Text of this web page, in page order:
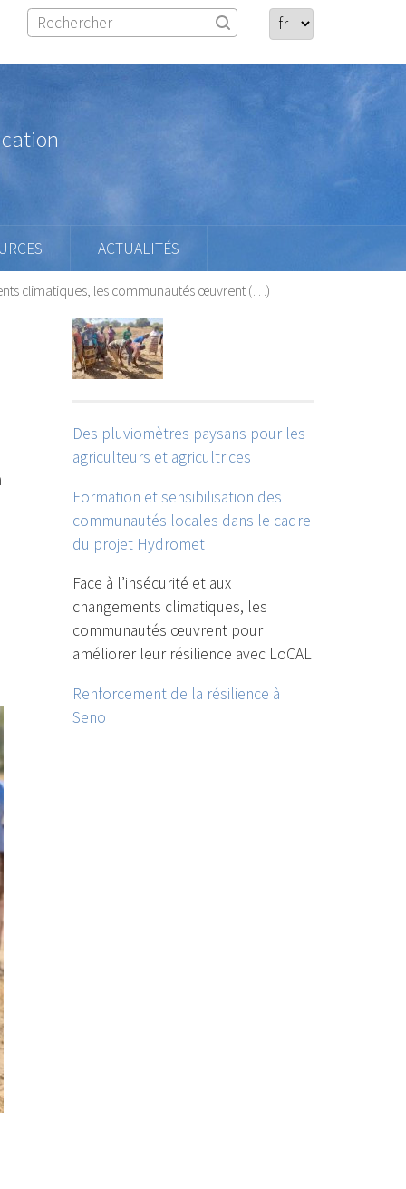
ACTUALITÉS
climatiques, les communautés œuvrent (…)
Des pluviomètres paysans pour les
agriculteurs et agricultrices
Formation et sensibilisation des
communautés locales dans le cadre
du projet Hydromet
Face à l’insécurité et aux
changements climatiques, les
communautés œuvrent pour
améliorer leur résilience avec LoCAL
Renforcement de la résilience à
Seno